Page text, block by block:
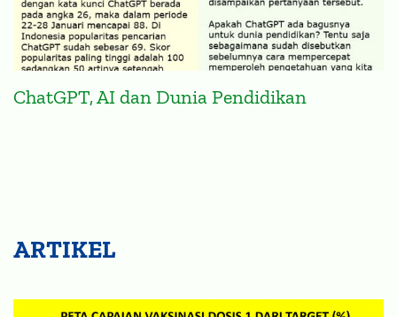
ChatGPT, AI dan Dunia Pendidikan
ARTIKEL